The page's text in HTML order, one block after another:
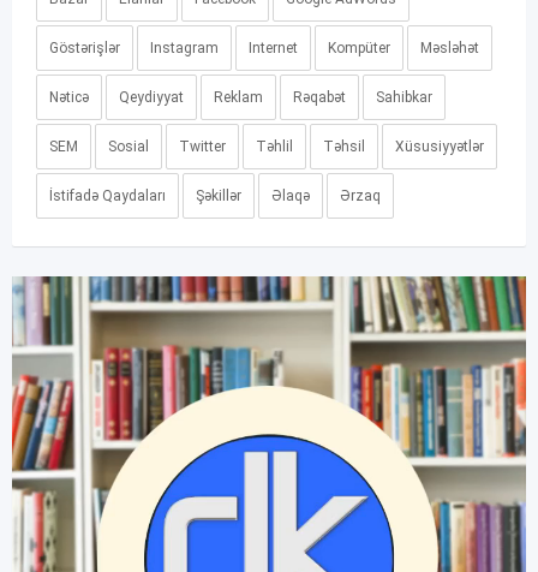
Göstərişlər Instagram Internet Kompüter Məsləhət
Nəticə Qeydiyyat Reklam Rəqabət Sahibkar
SEM Sosial Twitter Təhlil Təhsil Xüsusiyyətlər
İstifadə Qaydaları Şəkillər Əlaqə Ərzaq